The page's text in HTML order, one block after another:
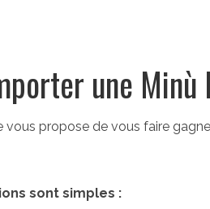
une Minù
vous propose de vous faire
sont simples :